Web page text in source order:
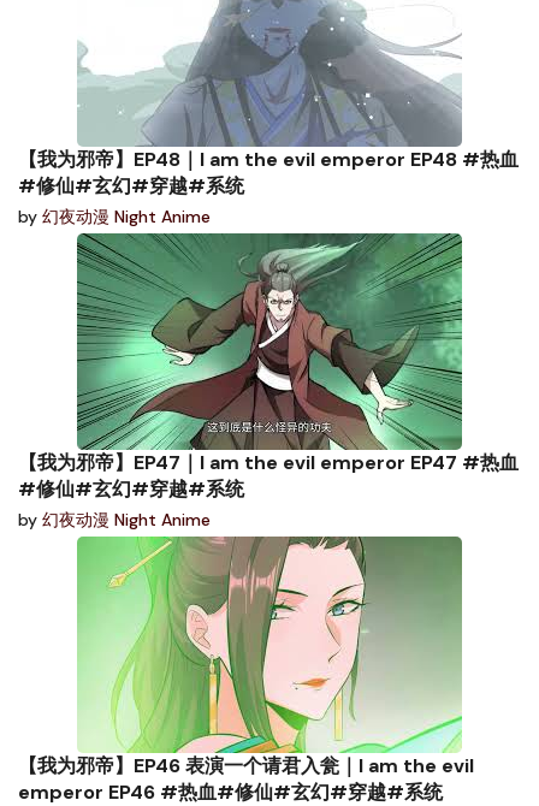
【我为邪帝】EP48｜I am the evil emperor EP48 #热血
#修仙#玄幻#穿越#系统
by 幻夜动漫 Night Anime
【我为邪帝】EP47｜I am the evil emperor EP47 #热血
#修仙#玄幻#穿越#系统
by 幻夜动漫 Night Anime
【我为邪帝】EP46 表演一个请君入瓮｜I am the evil
emperor EP46 #热血#修仙#玄幻#穿越#系统